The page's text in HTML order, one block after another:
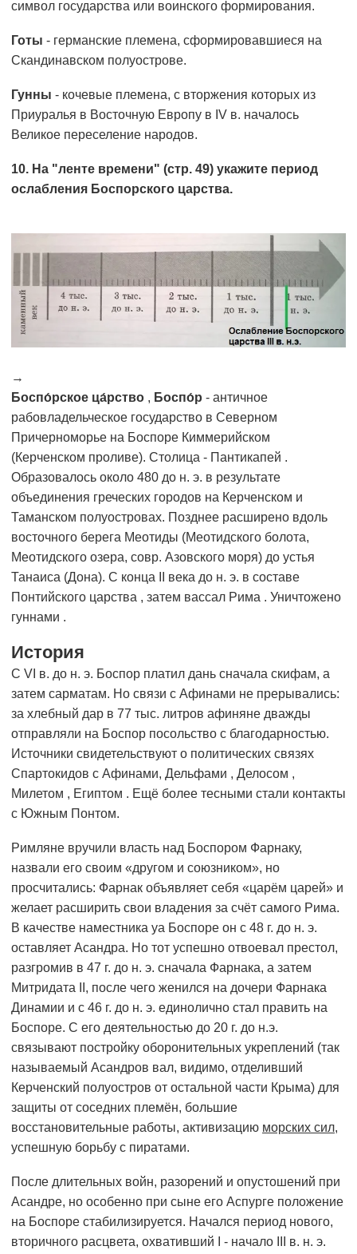
символ государства или воинского формирования.
Готы - германские племена, сформировавшиеся на
Скандинавском полуострове.
Гунны - кочевые племена, с вторжения которых из
Приуралья в Восточную Европу в IV в. началось
Великое переселение народов.
10. На "ленте времени" (стр. 49) укажите период
ослабления Боспорского царства.
→
Боспо́рское ца́рство , Боспо́р - античное
рабовладельческое государство в Северном
Причерноморье на Боспоре Киммерийском
(Керченском проливе). Столица - Пантикапей .
Образовалось около 480 до н. э. в результате
объединения греческих городов на Керченском и
Таманском полуостровах. Позднее расширено вдоль
восточного берега Меотиды (Меотидского болота,
Меотидского озера, совр. Азовского моря) до устья
Танаиса (Дона). С конца II века до н. э. в составе
Понтийского царства , затем вассал Рима . Уничтожено
гуннами .
История
С VI в. до н. э. Боспор платил дань сначала скифам, а
затем сарматам. Но связи с Афинами не прерывались:
за хлебный дар в 77 тыс. литров афиняне дважды
отправляли на Боспор посольство с благодарностью.
Источники свидетельствуют о политических связях
Спартокидов с Афинами, Дельфами , Делосом ,
Милетом , Египтом . Ещё более тесными стали контакты
с Южным Понтом.
Римляне вручили власть над Боспором Фарнаку,
назвали его своим «другом и союзником», но
просчитались: Фарнак объявляет себя «царём царей» и
желает расширить свои владения за счёт самого Рима.
В качестве наместника yа Боспоре он с 48 г. до н. э.
оставляет Асандра. Но тот успешно отвоевал престол,
разгромив в 47 г. до н. э. сначала Фарнака, а затем
Митридата II, после чего женился на дочери Фарнака
Динамии и с 46 г. до н. э. единолично стал править на
Боспоре. С его деятельностью до 20 г. до н.э.
связывают постройку оборонительных укреплений (так
называемый Асандров вал, видимо, отделивший
Керченский полуостров от остальной части Крыма) для
защиты от соседних племён, большие
восстановительные работы, активизацию морских сил,
успешную борьбу с пиратами.
После длительных войн, разорений и опустошений при
Асандре, но особенно при сыне его Аспурге положение
на Боспоре стабилизируется. Начался период нового,
вторичного расцвета, охвативший I - начало III в. н. э.